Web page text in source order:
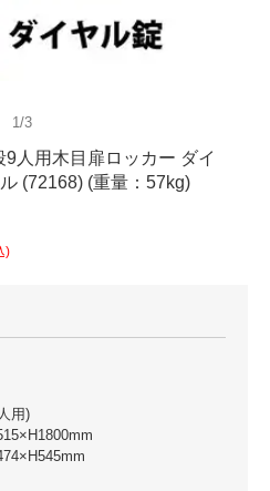
1/3
人用木目扉ロッカー ダイ
(72168) (重量：57kg)
)
用)